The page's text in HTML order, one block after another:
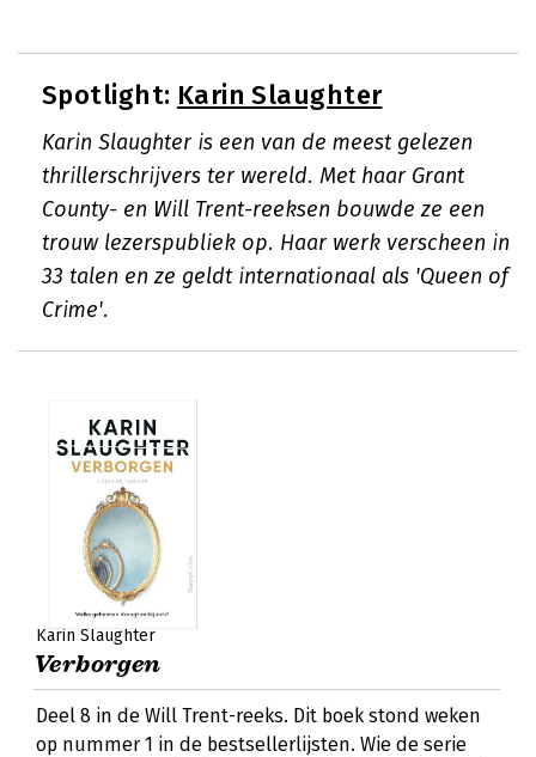
Spotlight: Karin Slaughter
Karin Slaughter is een van de meest gelezen
thrillerschrijvers ter wereld. Met haar Grant
County- en Will Trent-reeksen bouwde ze een
trouw lezerspubliek op. Haar werk verscheen in
33 talen en ze geldt internationaal als 'Queen of
Crime'.
Karin Slaughter
Verborgen
Deel 8 in de Will Trent-reeks. Dit boek stond weken
op nummer 1 in de bestsellerlijsten. Wie de serie